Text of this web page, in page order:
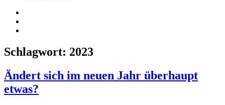
Schlagwort: 2023
Ändert sich im neuen Jahr überhaupt
etwas?